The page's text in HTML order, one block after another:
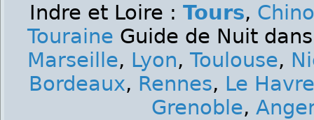
Indre et Loire : Tours,
Touraine Guide de Nuit
Marseille, Lyon, Toulouse,
Bordeaux, Rennes, Le Havre
Grenoble,